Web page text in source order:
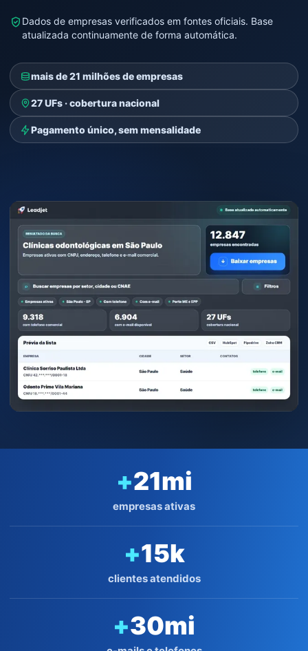
Dados de empresas verificados em fontes oficiais. Base
atualizada continuamente de forma automática.
mais de 21 milhões de empresas
27 UFs · cobertura nacional
Pagamento único, sem mensalidade
+21mi
empresas ativas
+15k
clientes atendidos
+30mi